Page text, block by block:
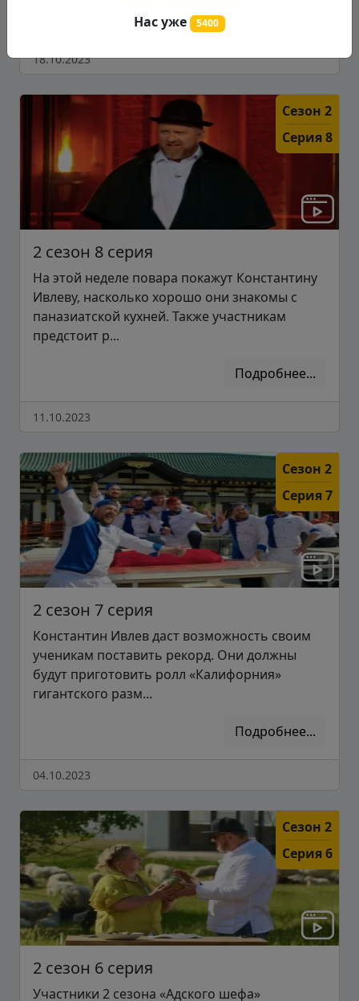
18.10.2023
Сезон 2
Серия 8
2 сезон 8 серия
На этой неделе повара покажут Константину
Ивлеву, насколько хорошо они знакомы с
паназиатской кухней. Также участникам
предстоит р...
Подробнее...
11.10.2023
Сезон 2
Серия 7
2 сезон 7 серия
Константин Ивлев даст возможность своим
ученикам поставить рекорд. Они должны
будут приготовить ролл «Калифорния»
гигантского разм...
Подробнее...
04.10.2023
Сезон 2
Серия 6
2 сезон 6 серия
Участники 2 сезона «Адского шефа»
Нас уже 5400